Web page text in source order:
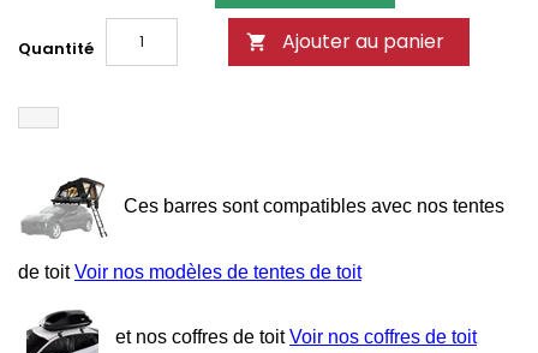
Quantité  Ajouter au panier
Ces barres sont compatibles avec nos tentes
de toitVoir nos modèles de tentes de toit
et nos coffres de toitVoir nos coffres de toit